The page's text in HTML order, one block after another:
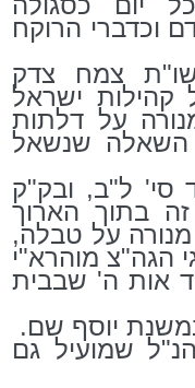
וכדברי הרוקח
צמח צדק
קהילות ישראל
על דלתות
השאלה שנשאל
סי' ל"ב, ובק"ק
בתוך הארוך
על טבלה,
הגה"צ מוהרא"י
אות ה' שבבית
יוסף שם.
שמועיל גם